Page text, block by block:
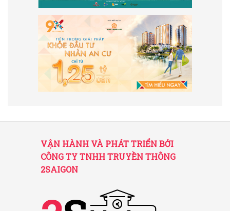
VẬN HÀNH VÀ PHÁT TRIỂN BỞI
CÔNG TY TNHH TRUYỀN THÔNG
2SAIGON